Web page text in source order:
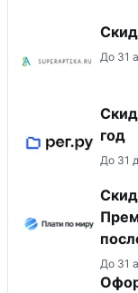
До 31
год
До 31
До 31